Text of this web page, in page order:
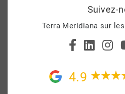
Suivez-
Terra Meridiana sur
4.9